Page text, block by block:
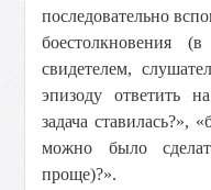
последовательно
боестолкновения
свидетелем,
эпизоду ответить
задача ставилась?»,
можно было
проще)?».